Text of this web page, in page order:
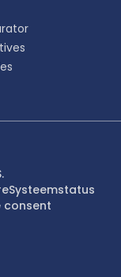
Systeemstatus
consent